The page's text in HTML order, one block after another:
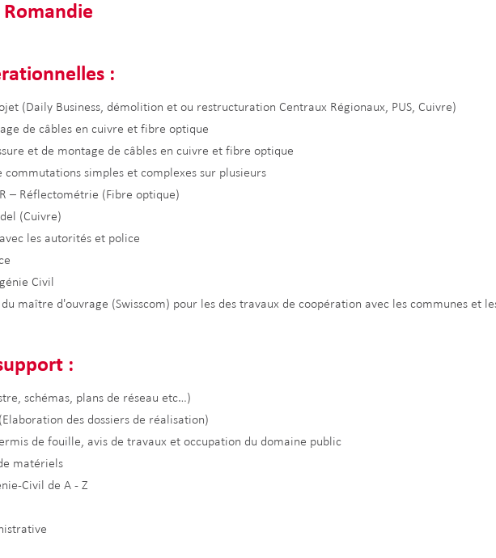
Romandie
:
(Daily Business, démolition et ou restructuration Centraux Régionaux, PUS, Cuivre)
de câbles en cuivre et fibre optique
et de montage de câbles en cuivre et fibre optique
commutations simples et complexes sur plusieurs
– Réflectométrie (Fibre optique)
(Cuivre)
les autorités et police
Civil
maître d'ouvrage (Swisscom) pour les des travaux de coopération avec les communes et
:
schémas, plans de réseau etc…)
des dossiers de réalisation)
de fouille, avis de travaux et occupation du domaine public
matériels
Civil de A - Z